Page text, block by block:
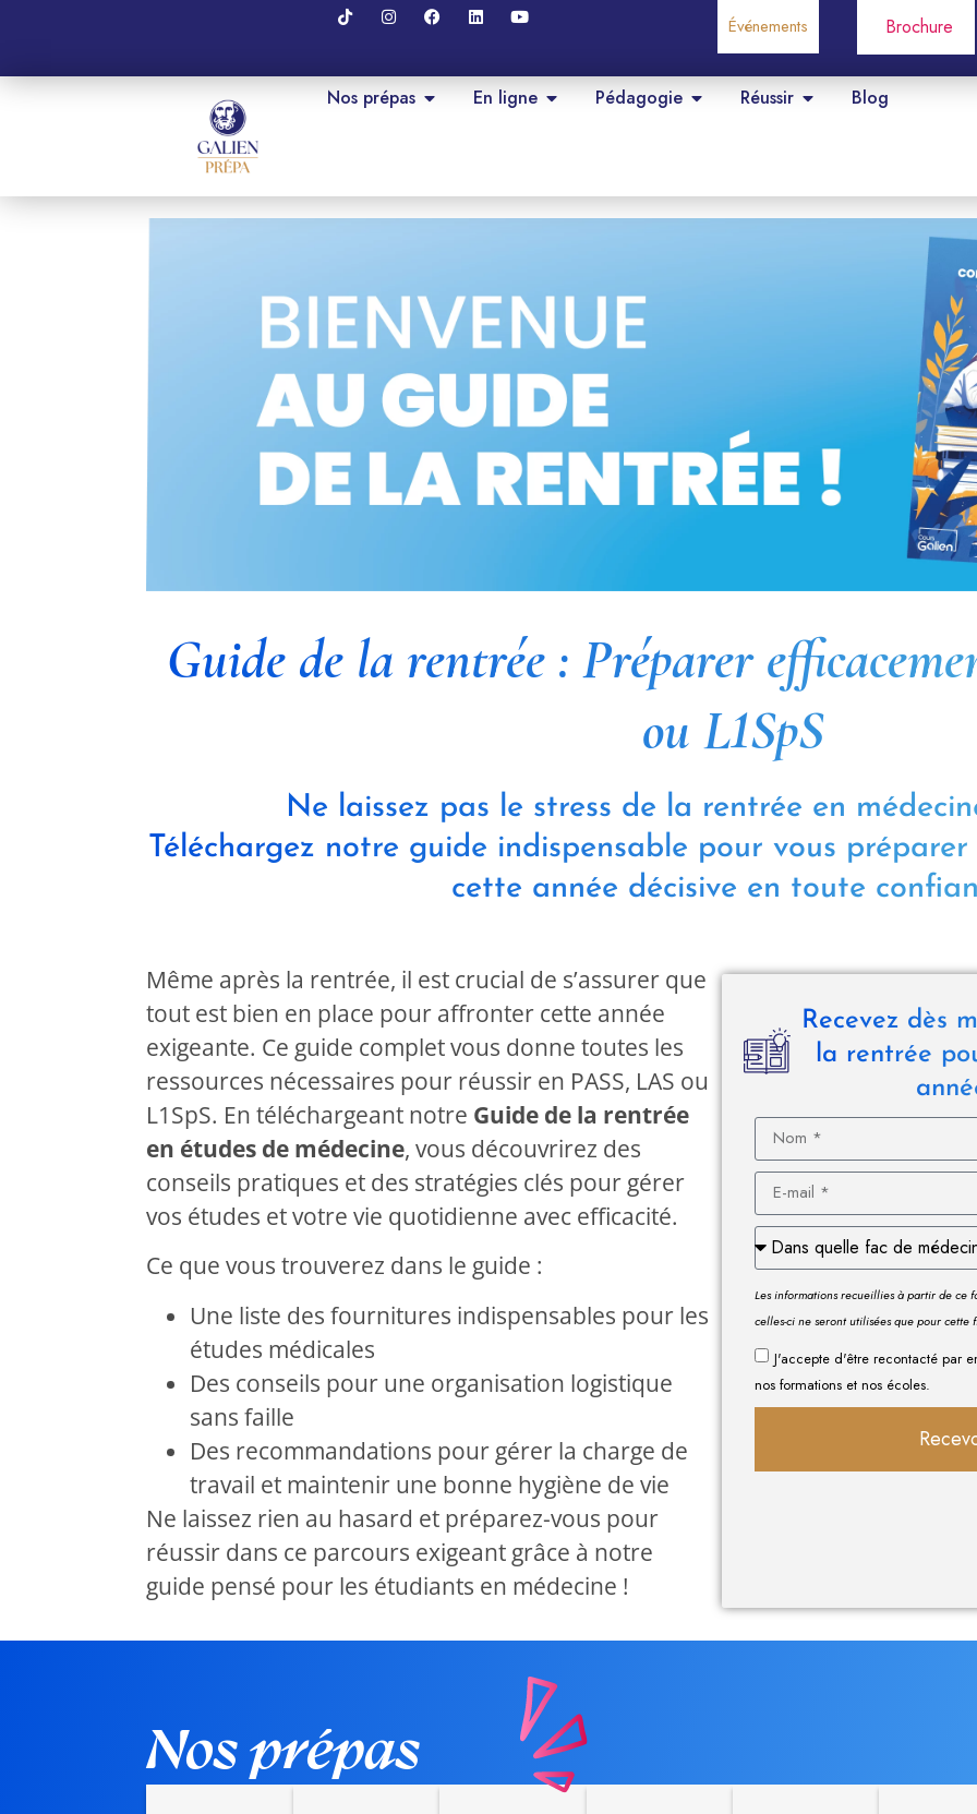
Événements Brochure
Nos prépas En ligne Pédagogie Réussir Blog
Guide de la rentrée : Préparer
ou L1SpS
Ne laissez pas le stress de la rentrée en
Téléchargez notre guide indispensable pour vous
cette année décisive en toute
Même après la rentrée, il est crucial de s’assurer que
tout est bien en place pour affronter cette année
exigeante. Ce guide complet vous donne toutes les
ressources nécessaires pour réussir en PASS, LAS ou
L1SpS. En téléchargeant notre Guide de la rentrée
en études de médecine, vous découvrirez des
conseils pratiques et des stratégies clés pour gérer
vos études et votre vie quotidienne avec efficacité.
Ce que vous trouverez dans le guide :
Une liste des fournitures indispensables pour les
études médicales
Des conseils pour une organisation logistique
sans faille
Des recommandations pour gérer la charge de
travail et maintenir une bonne hygiène de vie
Ne laissez rien au hasard et préparez-vous pour
réussir dans ce parcours exigeant grâce à notre
guide pensé pour les étudiants en médecine !
Recevez dès
la rentrée
Les informations recueillies à partir de ce
celles-ci ne seront utilisées que pour cette
J'accepte d'être recontacté par
nos formations et nos écoles.
Nos prépas